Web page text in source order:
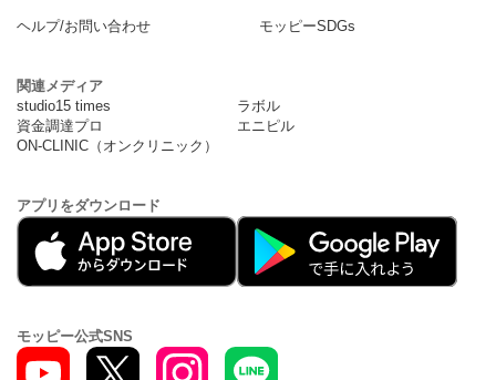
ヘルプ/お問い合わせ モッピーSDGs
関連メディア
studio15 times
ラボル
資金調達プロ
エニピル
ON-CLINIC（オンクリニック）
アプリをダウンロード
モッピー公式SNS